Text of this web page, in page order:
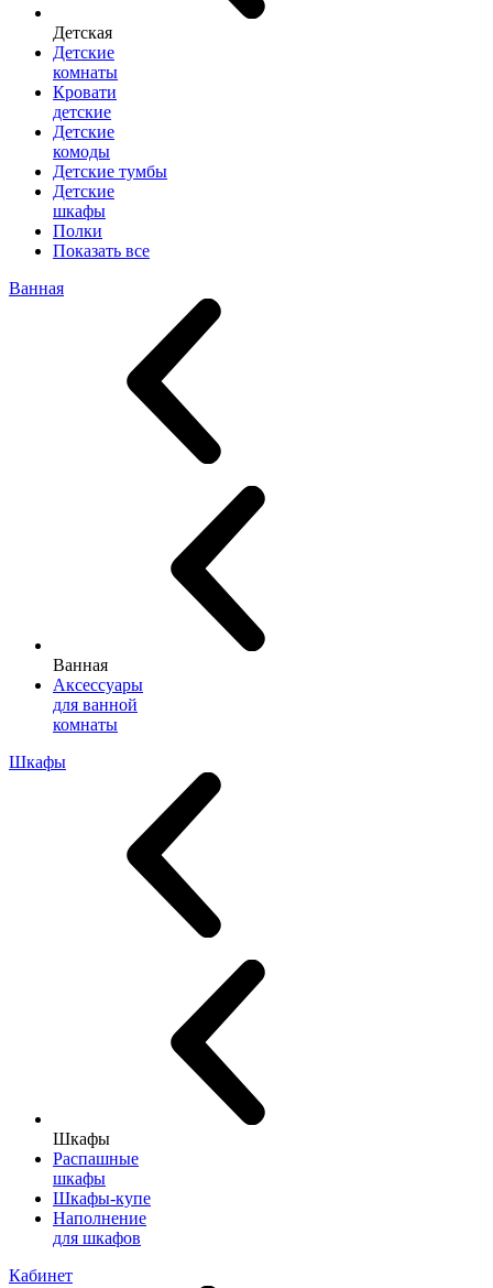
Детская
Детские
комнаты
Кровати
детские
Детские
комоды
Детские тумбы
Детские
шкафы
Полки
Показать все
Ванная
Ванная
Аксессуары
для ванной
комнаты
Шкафы
Шкафы
Распашные
шкафы
Шкафы-купе
Наполнение
для шкафов
Кабинет